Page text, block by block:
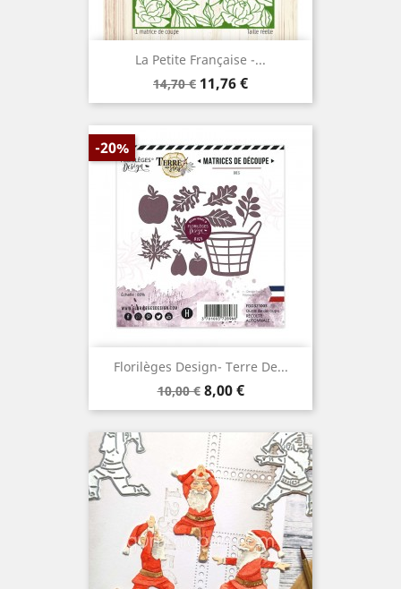
La Petite Française -...
Prix
de
14,70 € Prix
11,76 €
Florilèges Design- Terre De...
Prix
de
10,00 € Prix
8,00 €
-20%